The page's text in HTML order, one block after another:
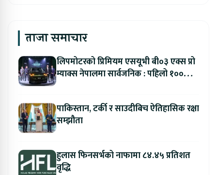
ताजा समाचार
लिपमोटरको प्रिमियम एसयूभी बी०३ एक्स प्रो
म्याक्स नेपालमा सार्वजनिक : पहिलो १००
पाकिस्तान, टर्की र साउदीबिच ऐतिहासिक रक्षा
सम्झौता
हुलास फिनसर्भको नाफामा ८४.४५ प्रतिशत
वृद्धि